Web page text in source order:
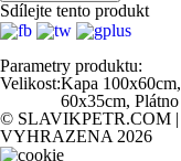
Sdílejte tento produkt
Parametry produktu:
Velikost:Kapa
60x35cm,
© SLAVIKPETR.COM |
VYHRAZENA 2026